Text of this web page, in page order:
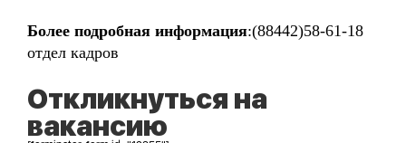
Более подробная информация:(88442)58-61-18
отдел кадров
Откликнуться на
вакансию